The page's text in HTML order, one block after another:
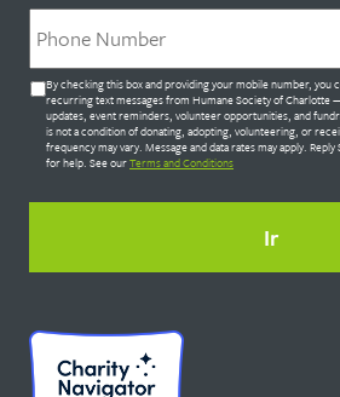
Teléfono *
Untitled *
By checking this box and providing your mobile number, you
recurring text messages from Humane Society of Charlotte
updates, event reminders, volunteer opportunities, and
is not a condition of donating, adopting, volunteering, or
frequency may vary. Message and data rates may apply.
for help. See ourTerms and Conditions